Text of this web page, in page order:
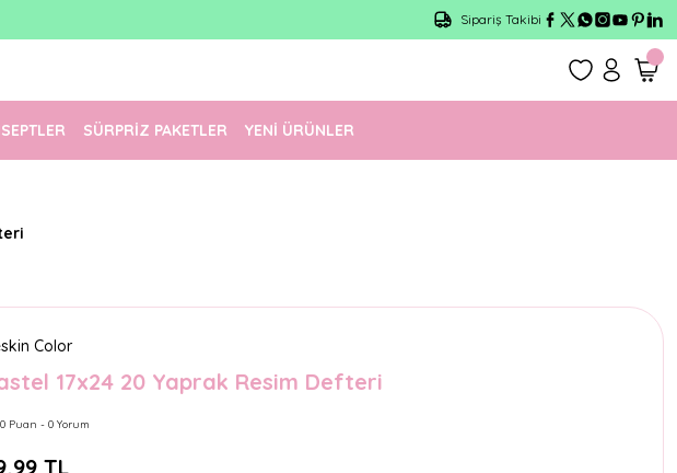
Sipariş Takibi
SÜRPRİZ PAKETLER YENİ ÜRÜNLER
Color
17x24 20 Yaprak Resim Defteri
0 Puan - 0 Yorum
TL